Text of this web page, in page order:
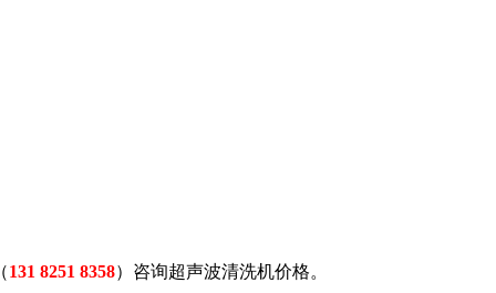
131 8251 8358）咨询超声波清洗机价格。